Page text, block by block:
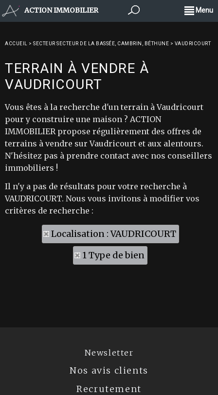
ACTION IMMOBILIER Menu
ACCUEIL > SECTEUR SECTEUR DE LA BASSÉE, CAMBRIN, BÉTHUNE > VAUDRICOURT
TERRAIN À VENDRE À
VAUDRICOURT
Vous êtes à la recherche d'un terrain à Vaudricourt
pour y construire une maison ? ACTION
IMMOBILIER propose régulièrement des offres de
terrains à vendre sur Vaudricourt et aux alentours.
N'hésitez pas à prendre contact avec nos conseillers
immobiliers !
Il n'y a pas de résultats pour votre recherche à
VAUDRICOURT. Nous vous invitons à modifier vos
critères de recherche :
Localisation : VAUDRICOURT
1 Type de bien
Newsletter
Nos avis clients
Recrutement